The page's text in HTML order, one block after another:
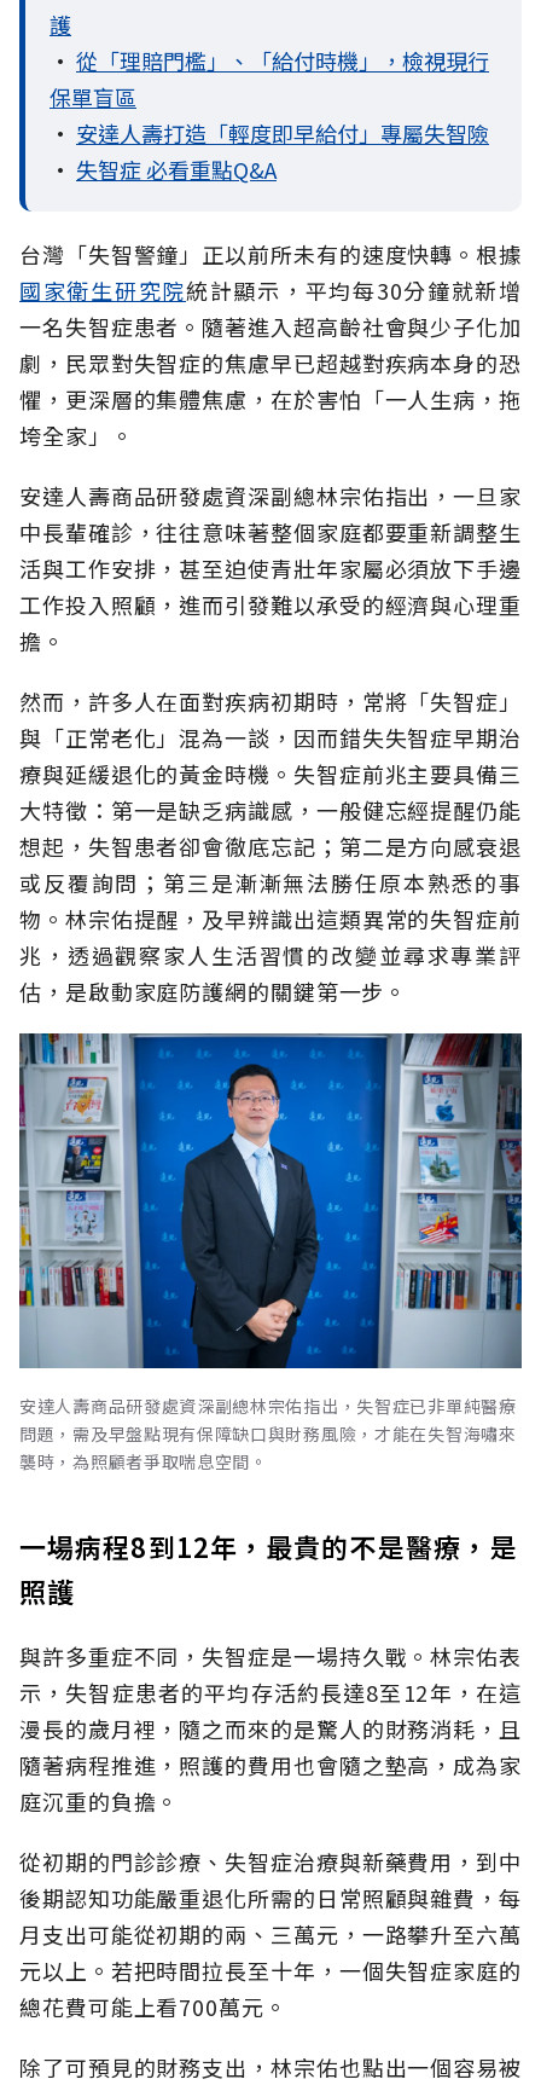
護
• 從「理賠門檻」、「給付時機」，檢視現行
保單盲區
• 安達人壽打造「輕度即早給付」專屬失智險
• 失智症 必看重點Q&A
台灣「失智警鐘」正以前所未有的速度快轉。根據
國家衛生研究院統計顯示，平均每30分鐘就新增
一名失智症患者。隨著進入超高齡社會與少子化加
劇，民眾對失智症的焦慮早已超越對疾病本身的恐
懼，更深層的集體焦慮，在於害怕「一人生病，拖
垮全家」。
安達人壽商品研發處資深副總林宗佑指出，一旦家
中長輩確診，往往意味著整個家庭都要重新調整生
活與工作安排，甚至迫使青壯年家屬必須放下手邊
工作投入照顧，進而引發難以承受的經濟與心理重
擔。
然而，許多人在面對疾病初期時，常將「失智症」
與「正常老化」混為一談，因而錯失失智症早期治
療與延緩退化的黃金時機。失智症前兆主要具備三
大特徵：第一是缺乏病識感，一般健忘經提醒仍能
想起，失智患者卻會徹底忘記；第二是方向感衰退
或反覆詢問；第三是漸漸無法勝任原本熟悉的事
物。林宗佑提醒，及早辨識出這類異常的失智症前
兆，透過觀察家人生活習慣的改變並尋求專業評
估，是啟動家庭防護網的關鍵第一步。
安達人壽商品研發處資深副總林宗佑指出，失智症已非單純醫療
問題，需及早盤點現有保障缺口與財務風險，才能在失智海嘯來
襲時，為照顧者爭取喘息空間。
一場病程8到12年，最貴的不是醫療，是
照護
與許多重症不同，失智症是一場持久戰。林宗佑表
示，失智症患者的平均存活約長達8至12年，在這
漫長的歲月裡，隨之而來的是驚人的財務消耗，且
隨著病程推進，照護的費用也會隨之墊高，成為家
庭沉重的負擔。
從初期的門診診療、失智症治療與新藥費用，到中
後期認知功能嚴重退化所需的日常照顧與雜費，每
月支出可能從初期的兩、三萬元，一路攀升至六萬
元以上。若把時間拉長至十年，一個失智症家庭的
總花費可能上看700萬元。
除了可預見的財務支出，林宗佑也點出一個容易被